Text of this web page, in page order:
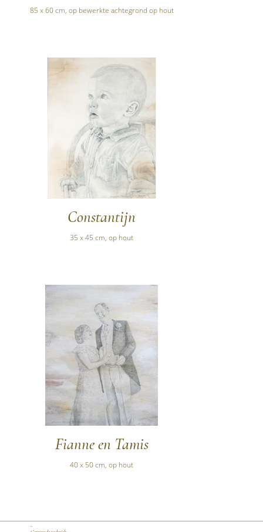
85 x 60 cm, op bewerkte achtegrond op hout
Constantijn
35 x 45 cm, op hout
Fianne en Tamis
40 x 50 cm, op hout